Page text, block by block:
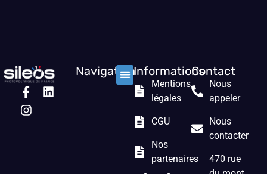
NavigationInformations
Mentions
légales
CGU
Nos
partenaires
Contact
Nous
appeler
Nous
contacter
470 rue